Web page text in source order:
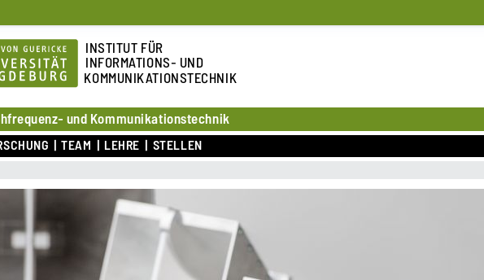
INSTITUT FÜR
INFORMATIONS- UND
KOMMUNIKATIONSTECHNIK
und Kommunikationstechnik
TEAM LEHRE STELLEN